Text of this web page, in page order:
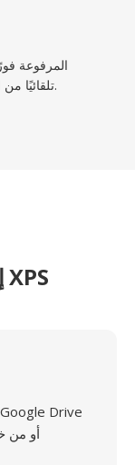
مخرجات XPS تلقائيًا من الخوادم خلال 24 ساعة.
كيفية تحويل PNG إلى XPS